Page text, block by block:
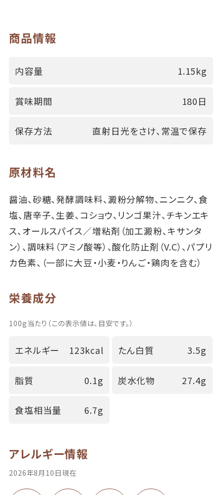
商品情報
内容量 1.15kg
賞味期間 180日
保存方法 直射日光をさけ、常温で保存
原材料名
醤油、砂糖、発酵調味料、澱粉分解物、ニンニク、食
塩、唐辛子、生姜、コショウ、リンゴ果汁、チキンエキ
ス、オールスパイス／増粘剤（加工澱粉、キサンタ
ン）、調味料（アミノ酸等）、酸化防止剤（V.C）、パプリ
カ色素、（一部に大豆・小麦・りんご・鶏肉を含む）
栄養成分
100g当たり（この表示値は、目安です。）
エネルギー 123kcal たん白質 3.5g
脂質 0.1g 炭水化物 27.4g
食塩相当量 6.7g
アレルギー情報
2026年8月10日現在